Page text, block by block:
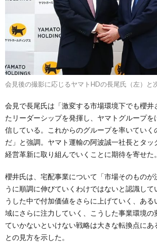
会見後の撮影に応じるヤマトHDの長尾氏（左）と
会見で長尾氏は「激変する市場環境下でも櫻井
たリーダーシップを発揮し、ヤマトグループを
信している。これからのグループを率いていく
だ」と強調。ヤマト運輸の阿波誠一社長とタッ
経営革新に取り組んでいくことに期待を寄せた。
櫻井氏は、宅配事業について「市場そのものが
うに順調に伸びていくわけではないと認識して
うした中で付加価値をさらに上げていく、あ
域にさらに注力していく、こうした事業環境の
ていかないといけない戦略は大きな転換点にあ
との見方を示した。